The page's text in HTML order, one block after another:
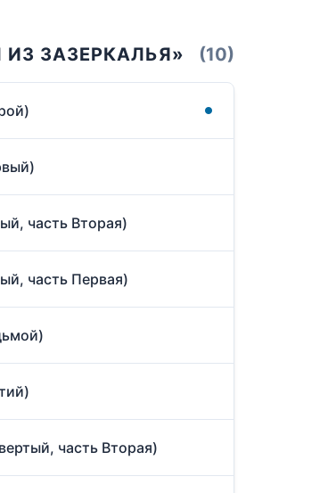
ЗАЗЕРКАЛЬЯ» (10)
часть Вторая)
часть Первая)
часть Вторая)